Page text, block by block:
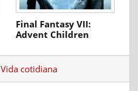
Final Fantasy VII:
Advent Children
Vida cotidiana